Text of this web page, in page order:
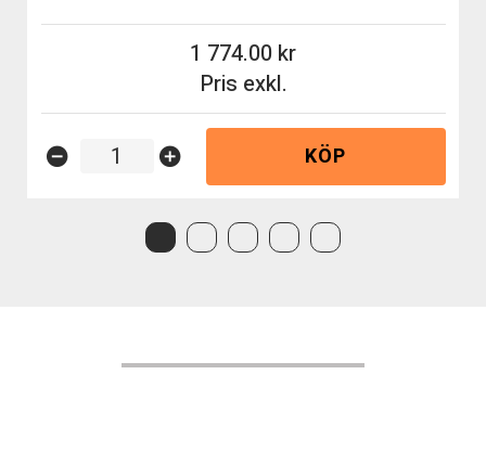
Pris exkl.
1 774.00
remove_circle add_circle KÖP